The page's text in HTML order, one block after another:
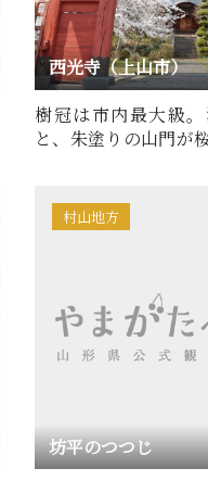
西光寺（上山市）
樹冠は市内最大級
と、朱塗りの山門が
坊平のつつじ
村山地方